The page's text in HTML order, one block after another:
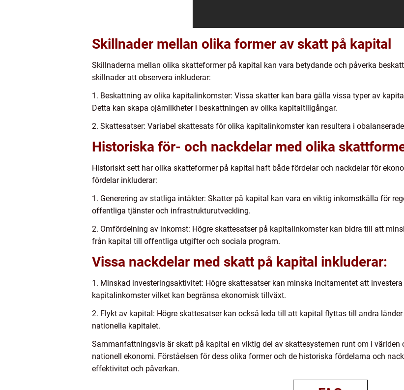
Skillnader mellan olika former av skatt på kapital
Skillnaderna mellan olika skatteformer på kapital kan vara betydande och påverka
skillnader att observera inkluderar:
1. Beskattning av olika kapitalinkomster: Vissa skatter kan bara gälla vissa typer av
Detta kan skapa ojämlikheter i beskattningen av olika kapitaltillgångar.
2. Skattesatser: Variabel skattesats för olika kapitalinkomster kan resultera i
Historiska för- och nackdelar med olika
Historiskt sett har olika skatteformer på kapital haft både fördelar och nackdelar för
fördelar inkluderar:
1. Generering av statliga intäkter: Skatter på kapital kan vara en viktig inkomstkälla för
offentliga tjänster och infrastrukturutveckling.
2. Omfördelning av inkomst: Högre skattesatser på kapitalinkomster kan bidra till att
från kapital till offentliga utgifter och sociala program.
Vissa nackdelar med skatt på kapital inkluderar:
1. Minskad investeringsaktivitet: Högre skattesatser kan minska incitamentet att
kapitalinkomster vilket kan begränsa ekonomisk tillväxt.
2. Flykt av kapital: Högre skattesatser kan också leda till att kapital flyttas till andra
nationella kapitalet.
Sammanfattningsvis är skatt på kapital en viktig del av skattesystemen runt om i världen
nationell ekonomi. Förståelsen för dess olika former och de historiska fördelarna och
effektivitet och påverkan.